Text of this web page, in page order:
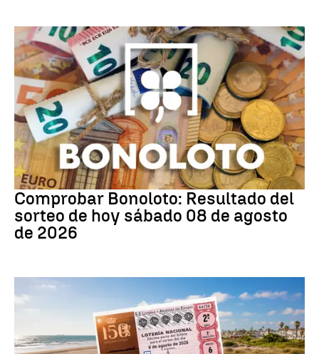
Bonoloto
Comprobar Bonoloto: Resultado del
sorteo de hoy sábado 08 de agosto
de 2026